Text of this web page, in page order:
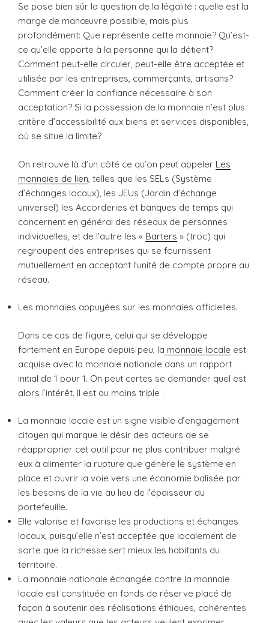
Se pose bien sûr la question de la légalité : quelle est la
marge de manœuvre possible, mais plus
profondément: Que représente cette monnaie? Qu’est-
ce qu’elle apporte à la personne qui la détient?
Comment peut-elle circuler, peut-elle être acceptée et
utilisée par les entreprises, commerçants, artisans?
Comment créer la confiance nécessaire à son
acceptation? Si la possession de la monnaie n’est plus
critère d’accessibilité aux biens et services disponibles,
où se situe la limite?
On retrouve là d’un côté ce qu’on peut appeler Les
monnaies de lien, telles que les SELs (Système
d’échanges locaux), les JEUs (Jardin d’échange
universel) les Accorderies et banques de temps qui
concernent en général des réseaux de personnes
individuelles, et de l’autre les « Barters » (troc) qui
regroupent des entreprises qui se fournissent
mutuellement en acceptant l’unité de compte propre au
réseau.
Les monnaies appuyées sur les monnaies officielles.
Dans ce cas de figure, celui qui se développe
fortement en Europe depuis peu, la monnaie locale est
acquise avec la monnaie nationale dans un rapport
initial de 1 pour 1. On peut certes se demander quel est
alors l’intérêt. Il est au moins triple :
La monnaie locale est un signe visible d’engagement
citoyen qui marque le désir des acteurs de se
réapproprier cet outil pour ne plus contribuer malgré
eux à alimenter la rupture que génère le système en
place et ouvrir la voie vers une économie balisée par
les besoins de la vie au lieu de l’épaisseur du
portefeuille.
Elle valorise et favorise les productions et échanges
locaux, puisqu’elle n’est acceptée que localement de
sorte que la richesse sert mieux les habitants du
territoire.
La monnaie nationale échangée contre la monnaie
locale est constituée en fonds de réserve placé de
façon à soutenir des réalisations éthiques, cohérentes